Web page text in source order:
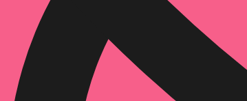
איזה פורמט בא לך?
₪